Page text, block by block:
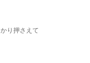
り押さえて